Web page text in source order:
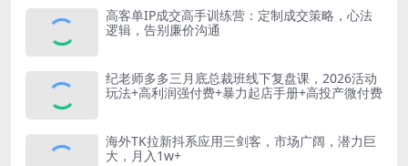
高客单IP成交高手训练营：定制成交策略，心法
逻辑，告别廉价沟通
纪老师多多三月底总裁班线下复盘课，2026活动
玩法+高利润强付费+暴力起店手册+高投产微付费
海外TK拉新抖系应用三剑客，市场广阔，潜力巨
大，月入1w+